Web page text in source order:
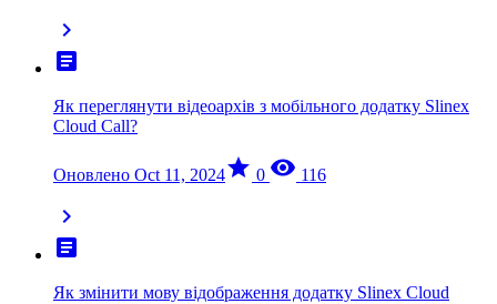
chevron_right
article
Як переглянути відеоархів з мобільного додатку Slinex
Cloud Call?
Оновлено Oct 11, 2024star 0 visibility 116
chevron_right
article
Як змінити мову відображення додатку Slinex Cloud